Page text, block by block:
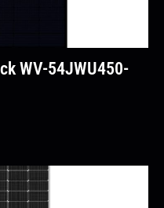
WV-54JWU450-